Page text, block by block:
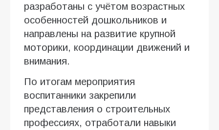
разработаны с учётом возрастных
особенностей дошкольников и
направлены на развитие крупной
моторики, координации движений и
внимания.
По итогам мероприятия
воспитанники закрепили
представления о строительных
профессиях, отработали навыки